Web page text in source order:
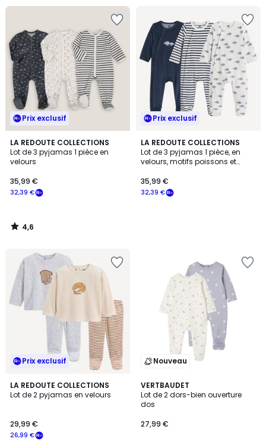
Prix exclusif
LA REDOUTE COLLECTIONS
Lot de 3 pyjamas 1 pièce en
velours
32,39 €
35,99 €
4,6
/ 5
4,6
/
Prix exclusif
LA REDOUTE COLLECTIONS
Lot de 3 pyjamas 1 pièce, en
velours, motifs poissons et
32,39 €
35,99 €
Prix exclusif
LA REDOUTE COLLECTIONS
Lot de 2 pyjamas en velours
26,99 €
29,99 €
5
/
Nouveau
VERTBAUDET
Lot de 2 dors-bien ouverture
dos
27,99 €